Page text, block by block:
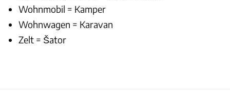
Wohnmobil = Kamper
Wohnwagen = Karavan
Zelt = Šator